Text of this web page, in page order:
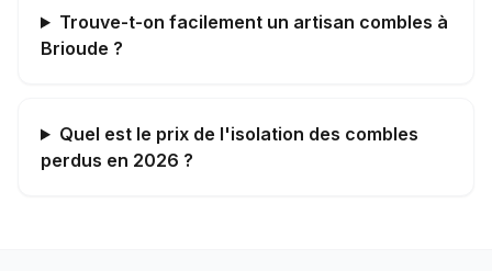
Trouve-t-on facilement un artisan combles à
Brioude ?
Quel est le prix de l'isolation des combles
perdus en 2026 ?